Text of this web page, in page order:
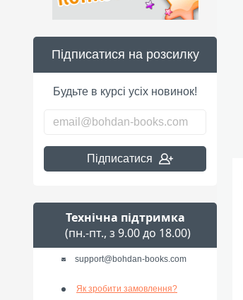
Підписатися на розсилку
Будьте в курсі усіх новинок!
Підписатися
Технічна підтримка
(пн.-пт., з 9.00 до 18.00)
support@bohdan-books.com
Як зробити замовлення?